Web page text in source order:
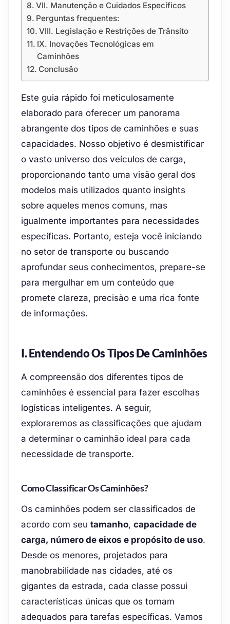
VII. Manutenção e Cuidados Específicos
Perguntas frequentes:
VIII. Legislação e Restrições de Trânsito
IX. Inovações Tecnológicas em
Caminhões
Conclusão
Este guia rápido foi meticulosamente
elaborado para oferecer um panorama
abrangente dos tipos de caminhões e suas
capacidades. Nosso objetivo é desmistificar
o vasto universo dos veículos de carga,
proporcionando tanto uma visão geral dos
modelos mais utilizados quanto insights
sobre aqueles menos comuns, mas
igualmente importantes para necessidades
específicas. Portanto, esteja você iniciando
no setor de transporte ou buscando
aprofundar seus conhecimentos, prepare-se
para mergulhar em um conteúdo que
promete clareza, precisão e uma rica fonte
de informações.
I. Entendendo Os Tipos De Caminhões
A compreensão dos diferentes tipos de
caminhões é essencial para fazer escolhas
logísticas inteligentes. A seguir,
exploraremos as classificações que ajudam
a determinar o caminhão ideal para cada
necessidade de transporte.
Como Classificar Os Caminhões?
Os caminhões podem ser classificados de
acordo com seu tamanho, capacidade de
carga, número de eixos e propósito de uso.
Desde os menores, projetados para
manobrabilidade nas cidades, até os
gigantes da estrada, cada classe possui
características únicas que os tornam
adequados para tarefas específicas. Vamos